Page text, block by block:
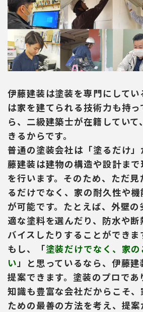
伊藤建装は塗装を専門にして
は家を建てられる技術力も持っ
ら、二級建築士が在籍していて
きるからです。
普通の塗装会社は「塗るだけ
藤建装は建物の構造や設計ま
を行います。そのため、ただ
るだけでなく、家の耐久性や
が可能です。たとえば、外壁
適な塗料を選んだり、防水や
バイスしたりすることができま
もし、「塗装だけでなく、家
い 」と思っているなら、伊藤
提案できます。塗装のプロであ
知識も豊富な会社だからこそ
ための最善の方法を考え、提案